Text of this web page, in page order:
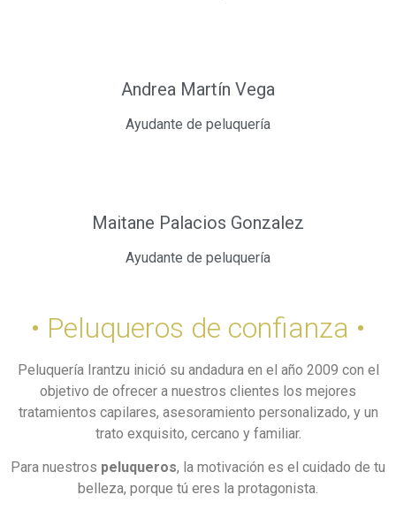
Andrea Martín Vega
Ayudante de peluquería
Maitane Palacios Gonzalez
Ayudante de peluquería
• Peluqueros de confianza •
Peluquería Irantzu inició su andadura en el año 2009 con el
objetivo de ofrecer a nuestros clientes los mejores
tratamientos capilares, asesoramiento personalizado, y un
trato exquisito, cercano y familiar.
Para nuestros peluqueros, la motivación es el cuidado de tu
belleza, porque tú eres la protagonista.